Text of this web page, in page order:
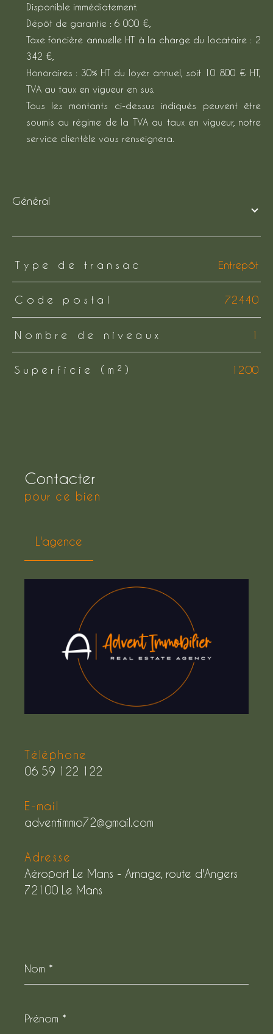
Disponible immédiatement.
Dépôt de garantie : 6 000 €,
Taxe foncière annuelle HT à la charge du locataire : 2
342 €,
Honoraires : 30% HT du loyer annuel, soit 10 800 € HT,
TVA au taux en vigueur en sus.
Tous les montants ci-dessus indiqués peuvent être
soumis au régime de la TVA au taux en vigueur, notre
service clientèle vous renseignera.
général
TRAD_ZEPHYR_Caracteristique TRAD_ZEPHYR_Valeurs
Type de transac Entrepôt
Code postal 72440
Nombre de niveaux 1
Superficie (m²) 1200
Contacter
pour ce bien
L'agence
Téléphone
06 59 122 122
E-mail
adventimmo72@gmail.com
Adresse
Aéroport Le Mans - Arnage, route d'Angers
72100 Le Mans
*
*